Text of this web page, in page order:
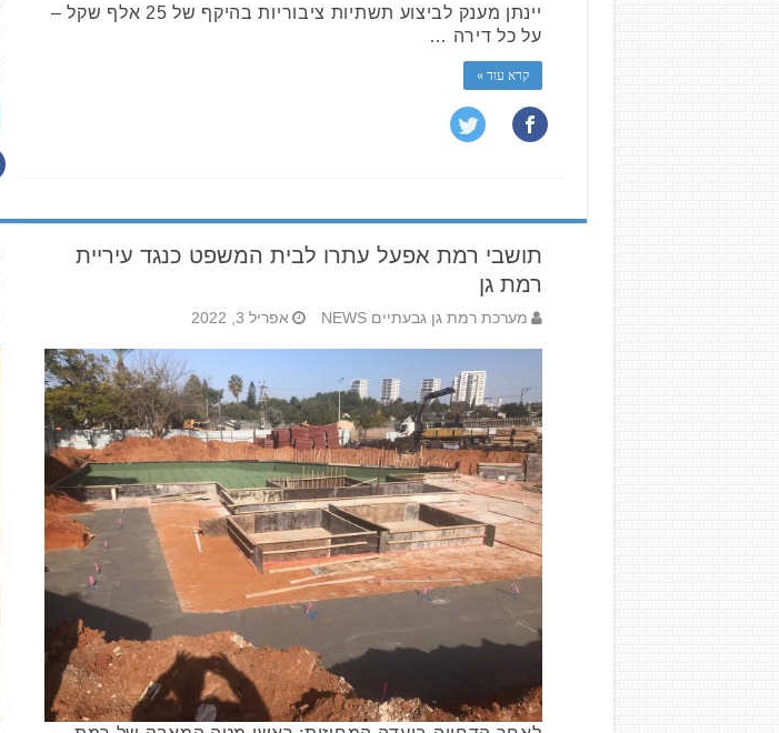
יינתן מענק לביצוע תשתיות ציבוריות בהיקף של 25 אלף שקל –
על כל דירה …
קרא עוד »
תושבי רמת אפעל עתרו לבית המשפט כנגד עיריית
רמת גן
מערכת רמת גן גבעתיים NEWS אפריל 3, 2022